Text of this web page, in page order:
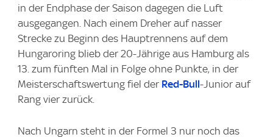
in der Endphase der Saison dagegen die Luft
ausgegangen. Nach einem Dreher auf nasser
Strecke zu Beginn des Hauptrennens auf dem
Hungaroring blieb der 20-Jährige aus Hamburg als
13. zum fünften Mal in Folge ohne Punkte, in der
Meisterschaftswertung fiel der Red-Bull-Junior auf
Rang vier zurück.
Nach Ungarn steht in der Formel 3 nur noch das